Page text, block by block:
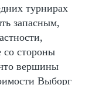
турнирах
запасным,
со стороны
вершины
Выборг